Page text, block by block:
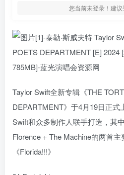
您当前未登录！建
Taylor Swift全新专辑《THE
DEPARTMENT》于4月19日正式
Swift和众多制作人联手打造，其
Florence + The Machine的两首
《Florida!!!》